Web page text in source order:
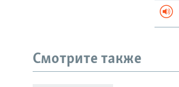
Смотрите также